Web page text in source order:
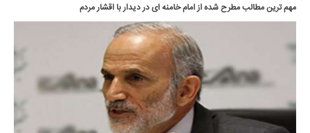
مهم ترین مطالب مطرح شده از امام خامنه ای در دیدار با اقشار مردم